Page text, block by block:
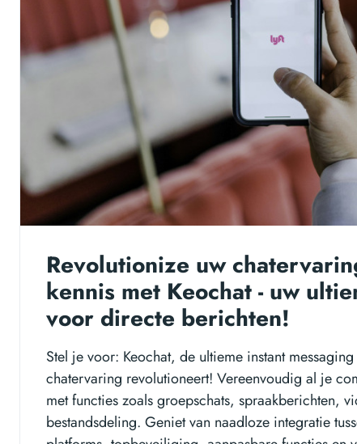
Revolutionize uw
kennis met Keochat - uw
voor directe berichten!
Stel je voor: Keochat, de ultieme instant
chatervaring revolutioneert! Vereenvoudig al je
met functies zoals groepschats, spraakberichten,
bestandsdeling. Geniet van naadloze integratie